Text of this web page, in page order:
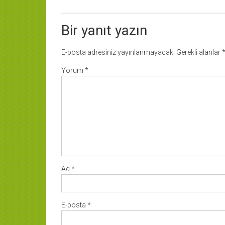
Bir yanıt yazın
E-posta adresiniz yayınlanmayacak. Gerekli alanlar*
Yorum *
Ad *
E-posta *